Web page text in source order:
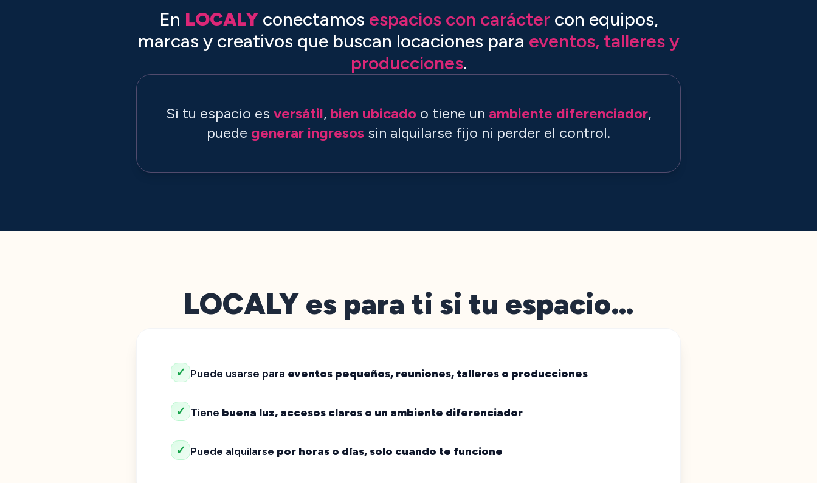
En LOCALYconectamos espacios con caráctercon equipos,
marcas y creativos que buscan locaciones para eventos, talleres y
producciones.
Si tu espacio es versátil, bien ubicado o tiene un ambiente diferenciador,
puede generar ingresos sin alquilarse fijo ni perder el control.
LOCALY es para ti si tu espacio…
✓ Puede usarse para eventos pequeños, reuniones, talleres o producciones
✓ Tiene buena luz, accesos claros o un ambiente diferenciador
✓ Puede alquilarse por horas o días, solo cuando te funcione